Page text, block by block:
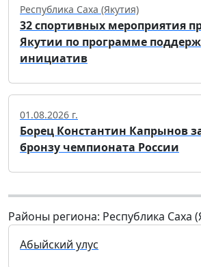
Республика Саха (Якутия)
32 спортивных мероприятия
Якутии по программе
инициатив
01.08.2026 г.
Борец Константин Капрынов
бронзу чемпионата России
Районы региона: Республика Саха
Абыйский улус